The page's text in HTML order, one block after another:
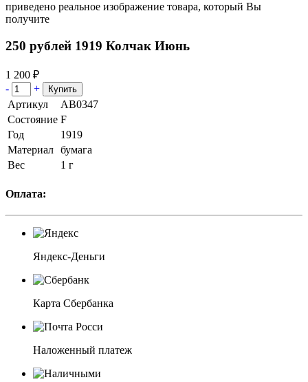
приведено реальное изображение товара, который Вы
получите
250 рублей 1919 Колчак Июнь
1 200 ₽
-
+
Артикул
АВ0347
Состояние F
Год
1919
Материал бумага
Вес
1 г
Оплата:
Яндекс-Деньги
Карта Сбербанка
Наложенный платеж